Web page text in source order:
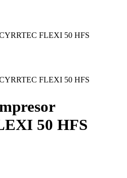
FLEXI 50 HFS
FLEXI 50 HFS
50 HFS